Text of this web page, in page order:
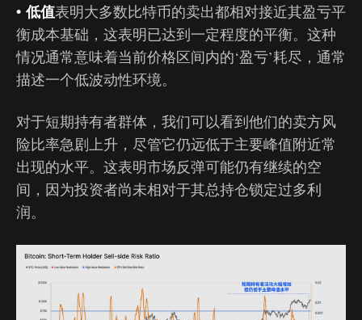
• 低值表明大多数比特币的卖出都相对接近其盈亏平
衡成本基础，这表明已达到一定程度的平衡。这种
情况通常意味着当前价格区间内的‘盈亏’耗尽，通常
描述一个低波动性环境。
对于短期持有者群体，我们可以看到他们的卖方风
险比率急剧上升，尽管它仍远低于主要峰值附近常
出现的水平。这表明市场反弹可能仍有继续的空
间，因为投资者尚未相对于其总持仓锁定过多利
润。